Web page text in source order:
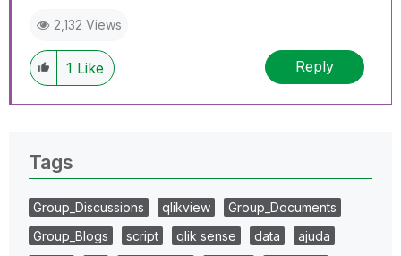
2,132 Views
1 Like Reply
Tags
Group_Discussions qlikview
Group_Documents
Group_Blogs
script qlik sense data
ajuda